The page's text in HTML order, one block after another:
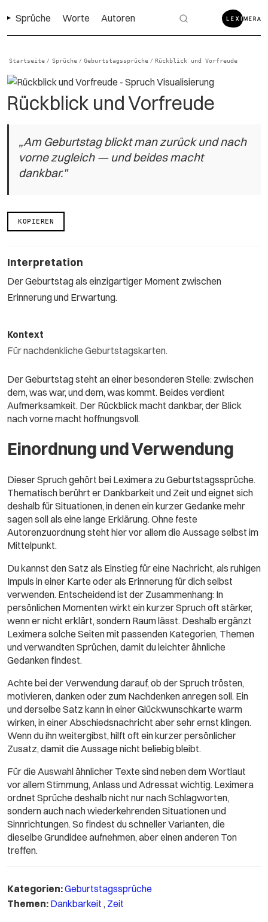
Sprüche Worte Autoren
Startseite / Sprüche / Geburtstagssprüche / Rückblick und Vorfreude
Rückblick und Vorfreude
„Am Geburtstag blickt man zurück und nach
vorne zugleich — und beides macht
dankbar."
KOPIEREN
Interpretation
Der Geburtstag als einzigartiger Moment zwischen
Erinnerung und Erwartung.
Kontext
Für nachdenkliche Geburtstagskarten.
Der Geburtstag steht an einer besonderen Stelle: zwischen
dem, was war, und dem, was kommt. Beides verdient
Aufmerksamkeit. Der Rückblick macht dankbar, der Blick
nach vorne macht hoffnungsvoll.
Einordnung und Verwendung
Dieser Spruch gehört bei Leximera zu Geburtstagssprüche.
Thematisch berührt er Dankbarkeit und Zeit und eignet sich
deshalb für Situationen, in denen ein kurzer Gedanke mehr
sagen soll als eine lange Erklärung. Ohne feste
Autorenzuordnung steht hier vor allem die Aussage selbst im
Mittelpunkt.
Du kannst den Satz als Einstieg für eine Nachricht, als ruhigen
Impuls in einer Karte oder als Erinnerung für dich selbst
verwenden. Entscheidend ist der Zusammenhang: In
persönlichen Momenten wirkt ein kurzer Spruch oft stärker,
wenn er nicht erklärt, sondern Raum lässt. Deshalb ergänzt
Leximera solche Seiten mit passenden Kategorien, Themen
und verwandten Sprüchen, damit du leichter ähnliche
Gedanken findest.
Achte bei der Verwendung darauf, ob der Spruch trösten,
motivieren, danken oder zum Nachdenken anregen soll. Ein
und derselbe Satz kann in einer Glückwunschkarte warm
wirken, in einer Abschiedsnachricht aber sehr ernst klingen.
Wenn du ihn weitergibst, hilft oft ein kurzer persönlicher
Zusatz, damit die Aussage nicht beliebig bleibt.
Für die Auswahl ähnlicher Texte sind neben dem Wortlaut
vor allem Stimmung, Anlass und Adressat wichtig. Leximera
ordnet Sprüche deshalb nicht nur nach Schlagworten,
sondern auch nach wiederkehrenden Situationen und
Sinnrichtungen. So findest du schneller Varianten, die
dieselbe Grundidee aufnehmen, aber einen anderen Ton
treffen.
Kategorien:Geburtstagssprüche
Themen: Dankbarkeit , Zeit